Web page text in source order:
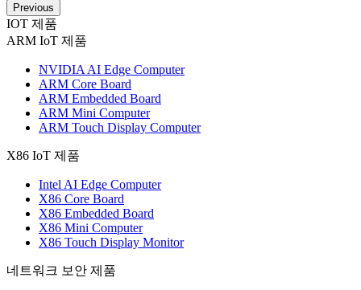
Previous
IOT 제품
ARM IoT 제품
NVIDIA AI Edge Computer
ARM Core Board
ARM Embedded Board
ARM Mini Computer
ARM Touch Display Computer
X86 IoT 제품
Intel AI Edge Computer
X86 Core Board
X86 Embedded Board
X86 Mini Computer
X86 Touch Display Monitor
네트워크 보안 제품